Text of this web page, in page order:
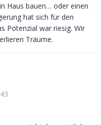
Haus bauen… oder einen
hat sich für den
Potenzial war riesig. Wir
Träume.